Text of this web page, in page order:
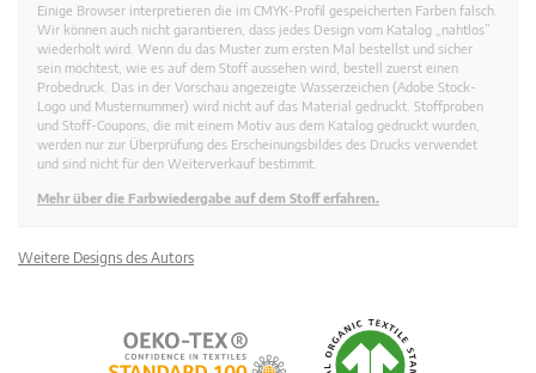
Einige Browser interpretieren die im CMYK-Profil gespeicherten Farben falsch.
Wir können auch nicht garantieren, dass jedes Design vom Katalog „nahtlos”
wiederholt wird. Wenn du das Muster zum ersten Mal bestellst und sicher
sein möchtest, wie es auf dem Stoff aussehen wird, bestell zuerst einen
Probedruck. Das in der Vorschau angezeigte Wasserzeichen (Adobe Stock-
Logo und Musternummer) wird nicht auf das Material gedruckt. Stoffproben
und Stoff-Coupons, die mit einem Motiv aus dem Katalog gedruckt wurden,
werden nur zur Überprüfung des Erscheinungsbildes des Drucks verwendet
und sind nicht für den Weiterverkauf bestimmt.
Mehr über die Farbwiedergabe auf dem Stoff erfahren.
Weitere Designs des Autors